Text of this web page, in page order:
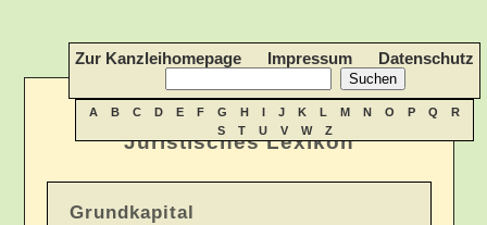
Juristisches Lexikon
Zur Kanzleihomepage Impressum Datenschutz
A B C D E F G H I J K L M N O P Q
R
S
T U V W Z
Grundkapital